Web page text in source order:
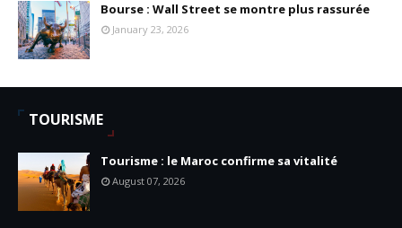
Bourse : Wall Street se montre plus rassurée
January 23, 2026
TOURISME
Tourisme : le Maroc confirme sa vitalité
August 07, 2026